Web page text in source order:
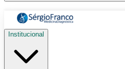
Institucional